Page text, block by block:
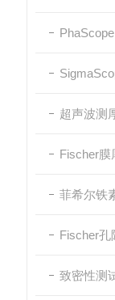
超声波测
Fischer膜
菲希尔铁
Fischer孔
致密性测